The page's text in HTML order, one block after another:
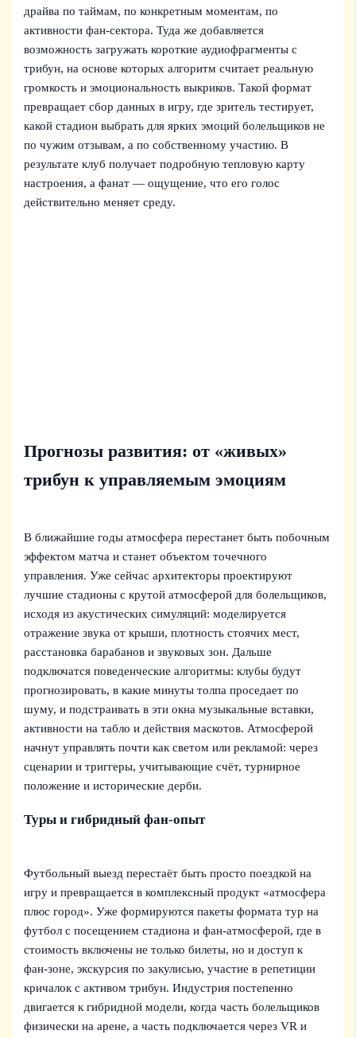
драйва по таймам, по конкретным моментам, по
активности фан‑сектора. Туда же добавляется
возможность загружать короткие аудиофрагменты с
трибун, на основе которых алгоритм считает реальную
громкость и эмоциональность выкриков. Такой формат
превращает сбор данных в игру, где зритель тестирует,
какой стадион выбрать для ярких эмоций болельщиков не
по чужим отзывам, а по собственному участию. В
результате клуб получает подробную тепловую карту
настроения, а фанат — ощущение, что его голос
действительно меняет среду.
Прогнозы развития: от «живых»
трибун к управляемым эмоциям
В ближайшие годы атмосфера перестанет быть побочным
эффектом матча и станет объектом точечного
управления. Уже сейчас архитекторы проектируют
лучшие стадионы с крутой атмосферой для болельщиков,
исходя из акустических симуляций: моделируется
отражение звука от крыши, плотность стоячих мест,
расстановка барабанов и звуковых зон. Дальше
подключатся поведенческие алгоритмы: клубы будут
прогнозировать, в какие минуты толпа проседает по
шуму, и подстраивать в эти окна музыкальные вставки,
активности на табло и действия маскотов. Атмосферой
начнут управлять почти как светом или рекламой: через
сценарии и триггеры, учитывающие счёт, турнирное
положение и исторические дерби.
Туры и гибридный фан‑опыт
Футбольный выезд перестаёт быть просто поездкой на
игру и превращается в комплексный продукт «атмосфера
плюс город». Уже формируются пакеты формата тур на
футбол с посещением стадиона и фан-атмосферой, где в
стоимость включены не только билеты, но и доступ к
фан‑зоне, экскурсия по закулисью, участие в репетиции
кричалок с активом трибун. Индустрия постепенно
двигается к гибридной модели, когда часть болельщиков
физически на арене, а часть подключается через VR и